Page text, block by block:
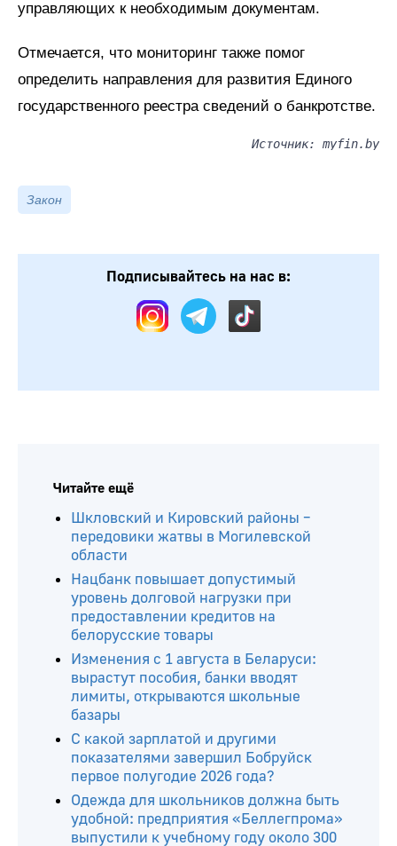
управляющих к необходимым документам.
Отмечается, что мониторинг также помог
определить направления для развития Единого
государственного реестра сведений о банкротстве.
Источник: myfin.by
Закон
Подписывайтесь на нас в:
Читайте ещё
Шкловский и Кировский районы –
передовики жатвы в Могилевской
области
Нацбанк повышает допустимый
уровень долговой нагрузки при
предоставлении кредитов на
белорусские товары
Изменения с 1 августа в Беларуси:
вырастут пособия, банки вводят
лимиты, открываются школьные
базары